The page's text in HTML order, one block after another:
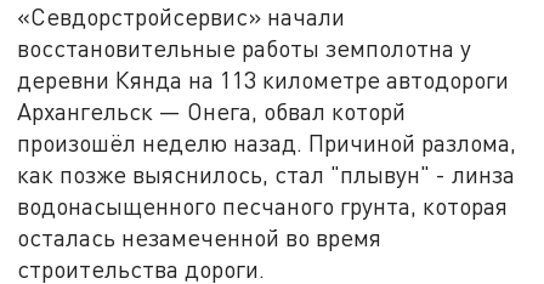
«Севдорстройсервис» начали
восстановительные работы земполотна у
деревни Кянда на 113 километре автодороги
Архангельск — Онега, обвал которй
произошёл неделю назад. Причиной разлома,
как позже выяснилось, стал "плывун" - линза
водонасыщенного песчаного грунта, которая
осталась незамеченной во время
строительства дороги.